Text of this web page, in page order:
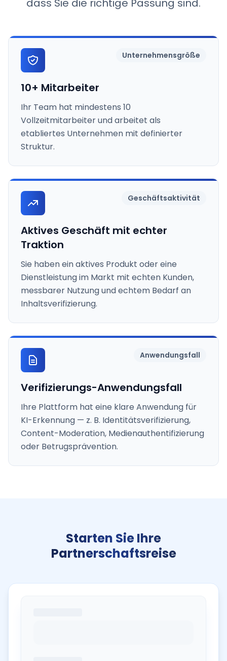
dass Sie die richtige Passung sind.
Unternehmensgröße
10+ Mitarbeiter
Ihr Team hat mindestens 10
Vollzeitmitarbeiter und arbeitet als
etabliertes Unternehmen mit definierter
Struktur.
Geschäftsaktivität
Aktives Geschäft mit echter
Traktion
Sie haben ein aktives Produkt oder eine
Dienstleistung im Markt mit echten Kunden,
messbarer Nutzung und echtem Bedarf an
Inhaltsverifizierung.
Anwendungsfall
Verifizierungs-Anwendungsfall
Ihre Plattform hat eine klare Anwendung für
KI-Erkennung — z. B. Identitätsverifizierung,
Content-Moderation, Medienauthentifizierung
oder Betrugsprävention.
Starten Sie Ihre
Partnerschaftsreise